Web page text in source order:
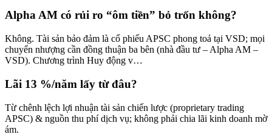
Alpha AM có rủi ro “ôm tiền” bỏ trốn không?
Không. Tài sản bảo đảm là cổ phiếu APSC phong toả tại VSD; mọi
chuyển nhượng cần đồng thuận ba bên (nhà đầu tư – Alpha AM –
VSD). Chương trình Huy động v…
Lãi 13 %/năm lấy từ đâu?
Từ chênh lệch lợi nhuận tài sản chiến lược (proprietary trading
APSC) & nguồn thu phí dịch vụ; không phải chia lãi kinh doanh mờ
ám.